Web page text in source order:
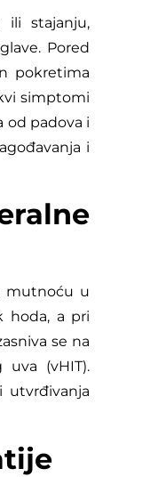
ili stajanju,
Pored
pokretima
simptomi
od padova i
i
mutnoću u
hoda, a pri
se na
(vHIT).
utvrđivanja